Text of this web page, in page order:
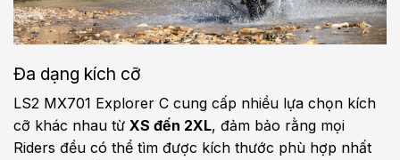
Đa dạng kích cỡ
LS2 MX701 Explorer C cung cấp nhiều lựa chọn kích
cỡ khác nhau từ XS đến 2XL, đảm bảo rằng mọi
Riders đều có thể tìm được kích thước phù hợp nhất